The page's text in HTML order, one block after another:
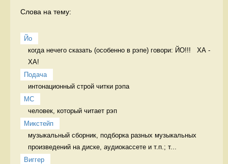
Слова на тему:
Йо
когда нечего сказать (особенно в рэпе) говори: ЙО!!!   ХА -
ХА!
Подача
интонационный строй читки рэпа
MC
человек, который читает рэп
Микстейп
музыкальный сборник, подборка разных музыкальных
произведений на диске, аудиокассете и т.п.; т...
Виггер